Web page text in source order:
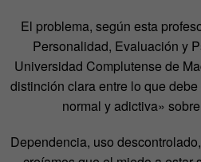
El problema, según esta
Personalidad, Evaluación y
Universidad Complutense de
distinción clara entre lo que
normal y adictiva»
Dependencia, uso